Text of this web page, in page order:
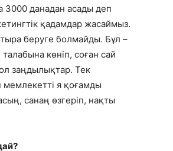
данадан асады деп
қадамдар жасаймыз.
беруге болмайды. Бұл –
көніп, соған сай
заңдылықтар. Тек
я қоғамды
санаң өзгеріп, нақты